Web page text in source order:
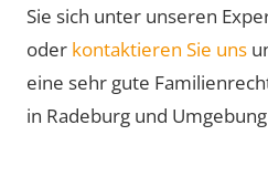
Sie sich unter unseren
oder kontaktieren Sie uns
eine sehr gute
in Radeburg und